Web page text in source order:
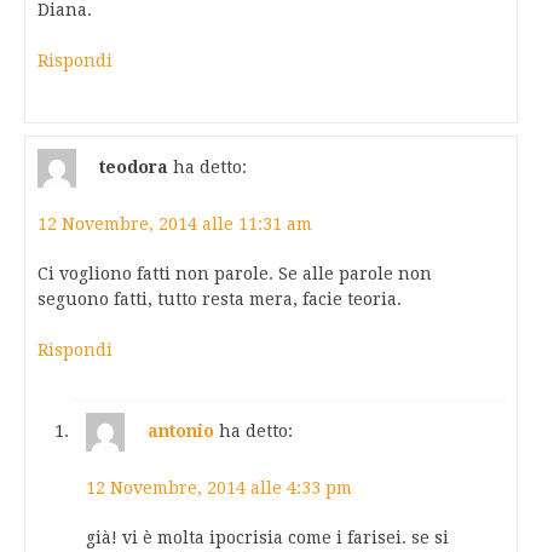
Diana.
Rispondi
teodora ha detto:
12 Novembre, 2014 alle 11:31 am
Ci vogliono fatti non parole. Se alle parole non
seguono fatti, tutto resta mera, facie teoria.
Rispondi
antonio ha detto:
12 Novembre, 2014 alle 4:33 pm
già! vi è molta ipocrisia come i farisei. se si